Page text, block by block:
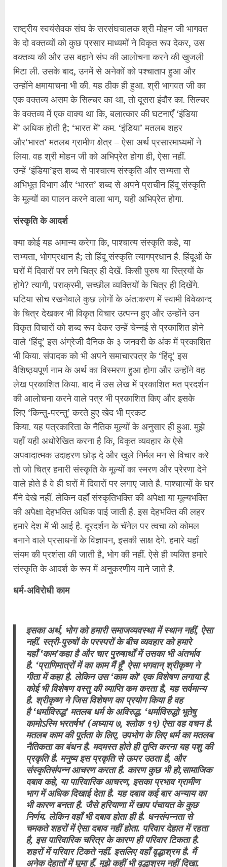
राष्ट्रीय स्वयंसेवक संघ के सरसंघचालक श्री मोहन जी भागवत
के दो वक्तव्यों को कुछ प्रसार माध्यमों ने विकृत रूप देकर, उस
वक्तव्य की और उस बहाने संघ की आलोचना करने की खुजली
मिटा ली. उसके बाद, उनमें से अनेकों को पश्‍चाताप हुआ और
उन्होंने क्षमायाचना भी की. यह ठीक ही हुआ. श्री भागवत जी का
एक वक्तव्य असम के सिल्चर का था, तो दूसरा इंदौर का. सिल्चर
के वक्तव्य में एक वाक्य था कि, बलात्कार की घटनाएँ ‘इंडिया
में’ अधिक होती है; ‘भारत में’ कम. ‘इंडिया’ मतलब शहर
और‘भारत’ मतलब ग्रामीण क्षेत्र – ऐसा अर्थ प्रसारमाध्यमों ने
लिया. वह श्री मोहन जी को अभिप्रेत होगा ही, ऐसा नहीं.
उन्हें ‘इंडिया’इस शब्द से पाश्‍चात्य संस्कृति और सभ्यता से
अभिभूत विभाग और ‘भारत’ शब्द से अपने प्राचीन हिंदू संस्कृति
के मूल्यों का पालन करने वाला भाग, यही अभिप्रेत होगा.
संस्कृति के आदर्श
क्या कोई यह अमान्य करेगा कि, पाश्‍चात्य संस्कृति कहे, या
सभ्यता, भोगप्रधान है; तो हिंदू संस्कृति त्यागप्रधान है. हिंदूओं के
घरों में दिवारों पर लगे चित्र ही देखें. किसी पुरुष या स्त्रियों के
होगे? त्यागी, पराक्रमी, सच्छील व्यक्तियों के चित्र ही दिखेंगे.
घटिया सोच रखनेवाले कुछ लोगों के अंत:करण में स्वामी विवेकान्द
के चित्र देखकर भी विकृत विचार उत्पन्न हुए और उन्होंने उन
विकृत विचारों को शब्द रूप देकर उन्हें चेन्नई से प्रकाशित होने
वाले ‘हिंदू’ इस अंग्रेजी दैनिक के ३ जनवरी के अंक में प्रकाशित
भी किया. संपादक को भी अपने समाचारपत्र के ‘हिंदू’ इस
वैशिष्ठ्यपूर्ण नाम के अर्थ का विस्मरण हुआ होगा और उन्होंने वह
लेख प्रकाशित किया. बाद में उस लेख में प्रकाशित मत प्रदर्शन
की आलोचना करने वाले पत्र भी प्रकाशित किए और इसके
लिए ‘किन्तु-परन्तु’ करते हुए खेद भी प्रकट
किया. यह पत्रकारिता के नैतिक मूल्यों के अनुसार ही हुआ. मुझे
यहॉं यही अधोरेखित करना है कि, विकृत व्यवहार के ऐसे
अपवादात्मक उदाहरण छोड़ दे और खुले निर्मल मन से विचार करे
तो जो चित्र हमारी संस्कृति के मूल्यों का स्मरण और प्रेरणा देने
वाले होते है वे ही घरों में दिवारों पर लगाए जाते है. पाश्‍चात्यों के घर
मैंने देखे नहीं. लेकिन वहॉं संस्कृतिभक्ति की अपेक्षा या मूल्यभक्ति
की अपेक्षा देहभक्ति अधिक पाई जाती है. इस देहभक्ति की लहर
हमारे देश में भी आई है. दूरदर्शन के चॅनेल पर त्वचा को कोमल
बनाने वाले प्रसाधनों के विज्ञापन, इसकी साक्ष देगे. हमारे यहॉं
संयम की प्रशंसा की जाती है, भोग की नहीं. ऐसे ही व्यक्ति हमारे
संस्कृति के आदर्श के रूप में अनुकरणीय माने जाते है.
धर्म-अविरोधी काम
इसका अर्थ, भोग को हमारी समाजव्यवस्था में स्थान नहीं, ऐसा
नहीं. स्त्री-पुरुषों के परस्परों के बीच व्यवहार को हमारे
यहॉं ‘काम’कहा है और चार पुरुषार्थों में उसका भी अंतर्भाव
है. ‘प्राणिमात्रों में का काम मैं हूँ’ ऐसा भगवान् श्रीकृष्ण ने
गीता में कहा है. लेकिन उस ‘काम को’ एक विशेषण लगाया है.
कोई भी विशेषण वस्तु की व्याप्ति कम करता है, यह सर्वमान्य
है. श्रीकृष्ण ने जिस विशेषण का प्रयोग किया है वह
है ‘धर्माविरुद्ध’ मतलब धर्म के अविरुद्ध. ‘धर्माविरुद्धो भूतेषु
कामोऽस्मि भरतर्षभ’ (अध्याय ७, श्‍लोक ११) ऐसा वह वचन है.
मतलब काम की पूर्तता के लिए, उपभोग के लिए धर्म का मतलब
नैतिकता का बंधन है. मदमस्त होते ही तृप्ति करना यह पशु की
प्रकृति है. मनुष्य इस प्रकृति से ऊपर उठता है, और
संस्कृतिसंपन्न आचरण करता है. कारण कुछ भी हो,सामाजिक
दबाव कहे, या पारिवारिक आचरण, इसका प्रभाव ग्रामीण
भाग में अधिक दिखाई देता है. यह दबाव कई बार अन्याय का
भी कारण बनता है. जैसे हरियाणा में खाप पंचायत के कुछ
निर्णय. लेकिन वहॉं भी दबाव होता ही है. धनसंपन्नता से
चमकते शहरों में ऐसा दबाव नहीं होता. परिवार देहात में रहता
है, इस पारिवारिक चरित्र के कारण ही परिवार टिकता है.
शहरों में परिवार टिकते नहीं. इसलिए वहॉं वृद्धाश्रम है. मैं
अनेक देहातों में घूमा हूँ. मुझे कहीं भी वृद्धाश्रम नहीं दिखा.